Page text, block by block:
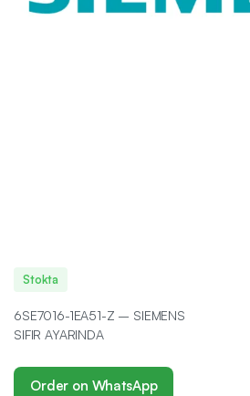
Stokta
6SE7016-1EA51-Z – SIEMENS
SIFIR AYARINDA
Order on WhatsApp